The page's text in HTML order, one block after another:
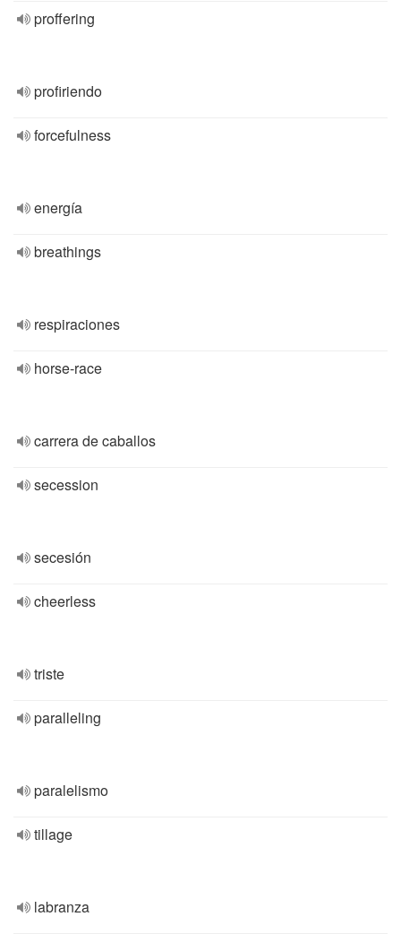
proffering
profiriendo
forcefulness
energía
breathings
respiraciones
horse-race
carrera de caballos
secession
secesión
cheerless
triste
paralleling
paralelismo
tillage
labranza